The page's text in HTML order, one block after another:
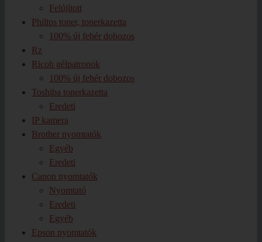
Felújított
Philips toner, tonerkazetta
100% új fehér dobozos
Rz
Ricoh gélpatronok
100% új fehér dobozos
Toshiba tonerkazetta
Eredeti
IP kamera
Brother nyomtatók
Egyéb
Eredeti
Canon nyomtatók
Nyomtató
Eredeti
Egyéb
Epson nyomtatók